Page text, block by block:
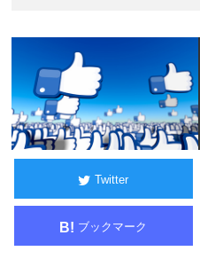
Twitter
B! ブックマーク